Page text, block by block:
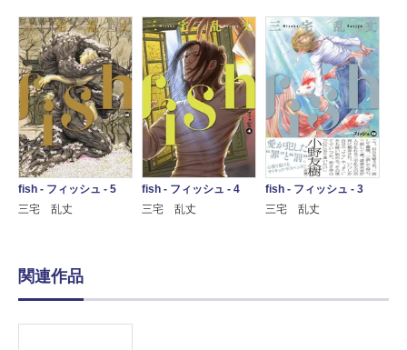
fish - フィッシュ - 5
三宅 乱丈
fish - フィッシュ - 4
三宅 乱丈
fish - フィッシュ - 3
三宅 乱丈
関連作品